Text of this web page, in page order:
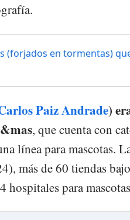
(forjados en tormentas)
Paiz Andrade)
, que cuenta con
línea para mascotas.
más de 60 tiendas
hospitales para